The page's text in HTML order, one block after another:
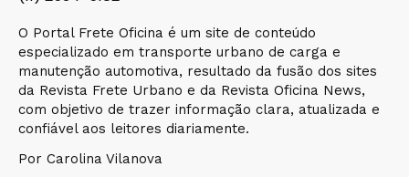
O Portal Frete Oficina é um site de conteúdo
especializado em transporte urbano de carga e
manutenção automotiva, resultado da fusão dos sites
da Revista Frete Urbano e da Revista Oficina News,
com objetivo de trazer informação clara, atualizada e
confiável aos leitores diariamente.
Por Carolina Vilanova